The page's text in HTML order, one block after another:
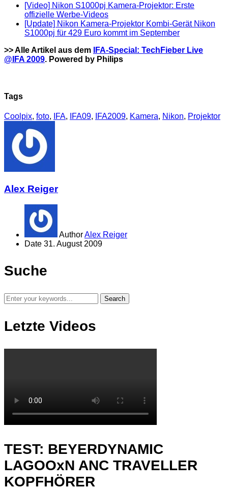
[Video] Nikon S1000pj Kamera-Projektor: Erste
offizielle Werbe-Videos
[Update] Nikon Kamera-Projektor Kombi-Gerät Nikon
S1000pj für 429 Euro kommt im September
>> Alle Artikel aus dem
IFA-Special: TechFieber Live
@IFA 2009. Powered by Philips
Tags
Coolpix, foto, IFA, IFA09, IFA2009, Kamera, Nikon, Projektor
Alex Reiger
AuthorAlex Reiger
Date 31. August 2009
Suche
Letzte Videos
TEST: BEYERDYNAMIC
LAGOOxN ANC TRAVELLER
KOPFHÖRER